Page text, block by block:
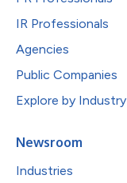
IR Professionals
Agencies
Public Companies
Explore by Industry
Newsroom
Industries